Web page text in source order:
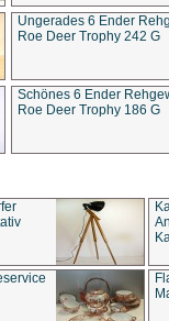
Ungerades 6 Ender
Roe Deer Trophy 242 G
Schönes 6 Ender
Roe Deer Trophy 186 G